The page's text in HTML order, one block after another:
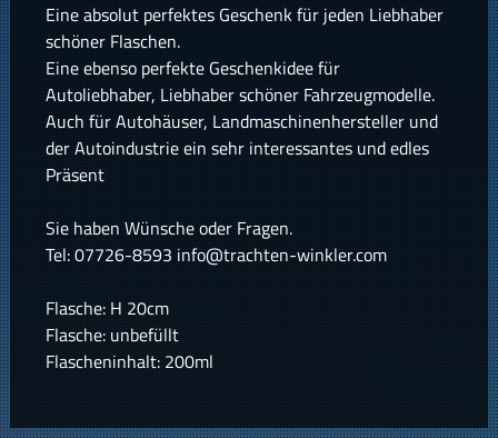
Eine absolut perfektes Geschenk für jeden Liebhaber
schöner Flaschen.
Eine ebenso perfekte Geschenkidee für
Autoliebhaber, Liebhaber schöner Fahrzeugmodelle.
Auch für Autohäuser, Landmaschinenhersteller und
der Autoindustrie ein sehr interessantes und edles
Präsent
Sie haben Wünsche oder Fragen.
Tel: 07726-8593 info@trachten-winkler.com
Flasche: H 20cm
Flasche: unbefüllt
Flascheninhalt: 200ml